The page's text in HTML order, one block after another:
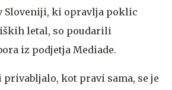
Sloveniji, ki opravlja poklic
letal, so poudarili
iz podjetja Mediade.
kot pravi sama, se je